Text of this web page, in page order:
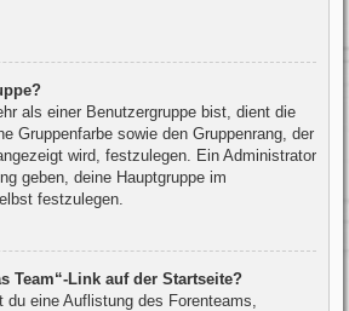
als einer Benutzergruppe bist, dient die
Gruppenfarbe sowie den Gruppenrang, der
wird, festzulegen. Ein Administrator
geben, deine Hauptgruppe im
festzulegen.
Team“-Link auf der Startseite?
eine Auflistung des Forenteams,